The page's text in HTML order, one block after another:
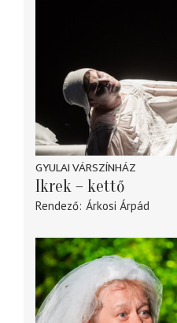
GYULAI VÁRSZÍNHÁZ
Ikrek – kettő
Rendező Árkosi Árpád